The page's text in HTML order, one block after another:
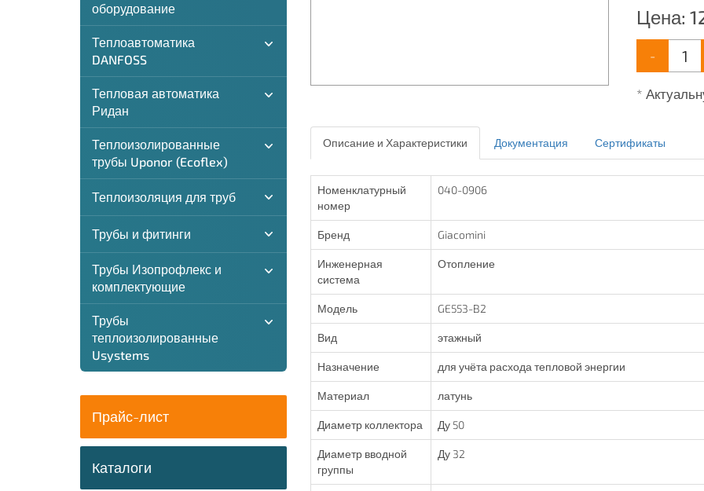
оборудование
Теплоавтоматика
DANFOSS
Тепловая автоматика
Ридан
Теплоизолированные
трубы Uponor (Ecoflex)
Теплоизоляция для труб
Трубы и фитинги
Трубы Изопрофлекс и
комплектующие
Трубы
теплоизолированные
Usystems
Прайс-лист
Каталоги
Цена:
-
*
Описание и Характеристики Документация Сертификаты
Номенклатурный
номер
040-0906
Бренд Giacomini
Инженерная
система
Отопление
Модель GE553-B2
Вид этажный
Назначение для учёта расхода тепловой энергии
Материал латунь
Диаметр коллектора Ду 50
Диаметр вводной
группы
Ду 32